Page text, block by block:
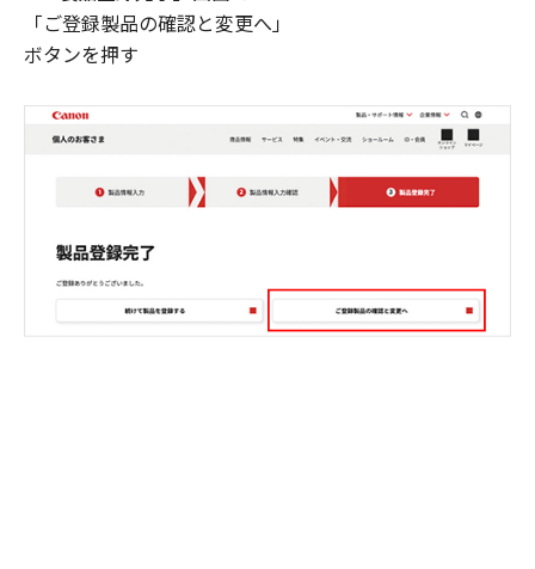
「ご登録製品の確認と変更へ」
ボタンを押す